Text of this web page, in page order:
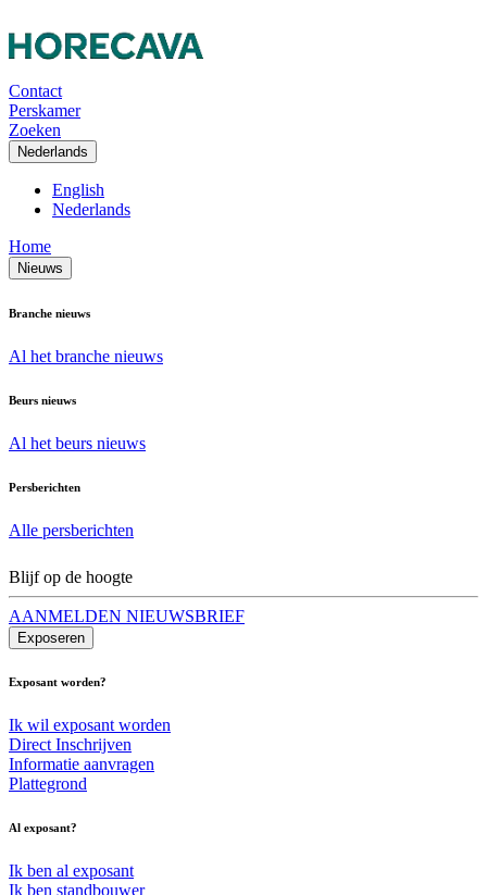
Contact
Perskamer
Zoeken
Nederlands
English
Nederlands
Home
Nieuws
Branche nieuws
Al het branche nieuws
Beurs nieuws
Al het beurs nieuws
Persberichten
Alle persberichten
Blijf op de hoogte
AANMELDEN NIEUWSBRIEF
Exposeren
Exposant worden?
Ik wil exposant worden
Direct Inschrijven
Informatie aanvragen
Plattegrond
Al exposant?
Ik ben al exposant
Ik ben standbouwer